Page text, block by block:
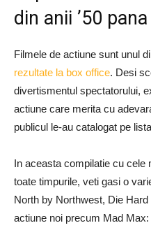
din anii ’50
Filmele de actiune sunt unul
rezultate la box office. Desi
divertismentul spectatorului,
actiune care merita cu
publicul le-au catalogat pe
In aceasta compilatie cu cele
toate timpurile, veti gasi o
North by Northwest, Die
actiune noi precum Mad